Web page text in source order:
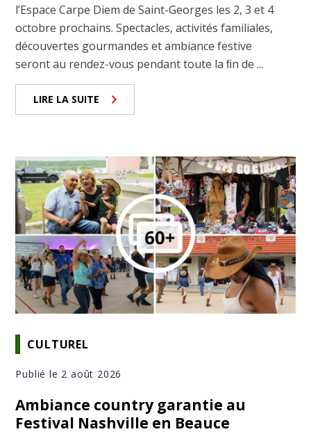
l’Espace Carpe Diem de Saint-Georges les 2, 3 et 4
octobre prochains. Spectacles, activités familiales,
découvertes gourmandes et ambiance festive
seront au rendez-vous pendant toute la ﬁn de ...
LIRE LA SUITE
CULTUREL
Publié le 2 août 2026
Ambiance country garantie au
Festival Nashville en Beauce